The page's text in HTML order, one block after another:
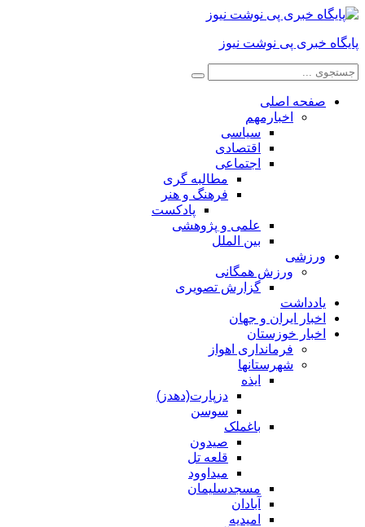
پایگاه خبری پی نوشت نیوز
صفحه اصلی
اخبارمهم
سیاسی
اقتصادی
اجتماعی
مطالبه گری
فرهنگ و هنر
پادکست
علمی و پژوهشی
بین الملل
ورزشی
ورزش همگانی
گزارش تصویری
یادداشت
اخبار ایران و جهان
اخبار خوزستان
فرمانداری اهواز
شهرستانها
ایذه
دزپارت(دهدز)
سوسن
باغملک
صیدون
قلعه تل
میداوود
مسجدسلیمان
آبادان
امیدیه